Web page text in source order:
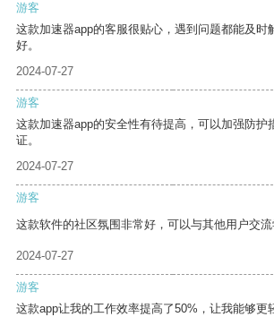
游客
这款加速器app的客服很贴心，遇到问题都能及时
好。
2024-07-27
游客
这款加速器app的安全性有待提高，可以加强防护
证。
2024-07-27
游客
这款软件的社区氛围非常好，可以与其他用户交流
2024-07-27
游客
这款app让我的工作效率提高了50%，让我能够更